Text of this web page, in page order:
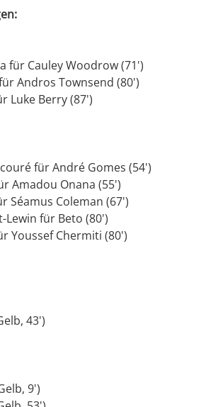
für Cauley Woodrow (71')
Andros Townsend (80')
Luke Berry (87')
für André Gomes (54')
Amadou Onana (55')
Séamus Coleman (67')
Lewin für Beto (80')
Youssef Chermiti (80')
43')
9')